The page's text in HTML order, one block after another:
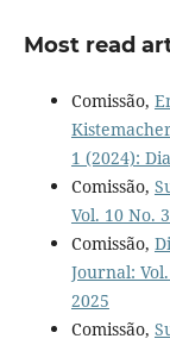
Most read
Comissão,
1 (2024):
Comissão,
Vol. 10 No.
Comissão,
Journal:
2025
Comissão,